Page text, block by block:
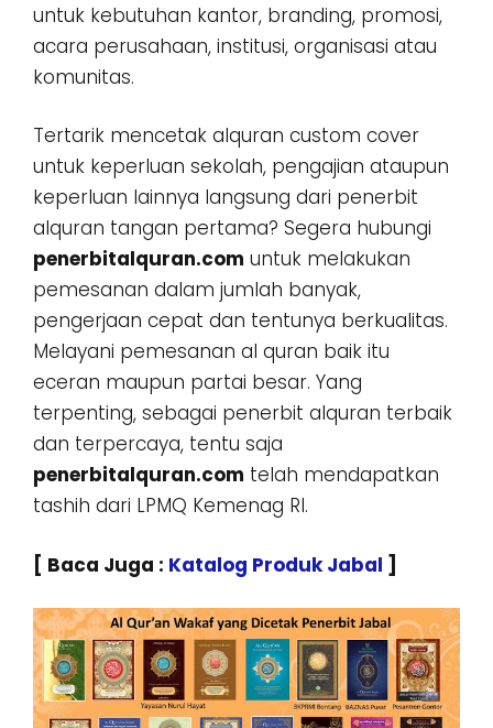
untuk kebutuhan kantor, branding, promosi,
acara perusahaan, institusi, organisasi atau
komunitas.
Tertarik mencetak alquran custom cover
untuk keperluan sekolah, pengajian ataupun
keperluan lainnya langsung dari penerbit
alquran tangan pertama? Segera hubungi
penerbitalquran.com untuk melakukan
pemesanan dalam jumlah banyak,
pengerjaan cepat dan tentunya berkualitas.
Melayani pemesanan al quran baik itu
eceran maupun partai besar. Yang
terpenting, sebagai penerbit alquran terbaik
dan terpercaya, tentu saja
penerbitalquran.com telah mendapatkan
tashih dari LPMQ Kemenag RI.
[ Baca Juga : Katalog Produk Jabal ]